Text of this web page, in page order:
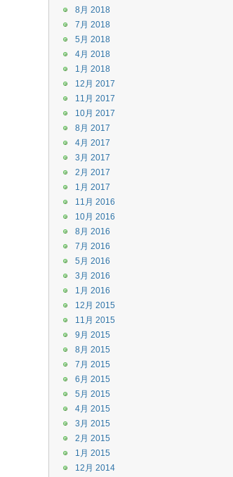
8月 2018
7月 2018
5月 2018
4月 2018
1月 2018
12月 2017
11月 2017
10月 2017
8月 2017
4月 2017
3月 2017
2月 2017
1月 2017
11月 2016
10月 2016
8月 2016
7月 2016
5月 2016
3月 2016
1月 2016
12月 2015
11月 2015
9月 2015
8月 2015
7月 2015
6月 2015
5月 2015
4月 2015
3月 2015
2月 2015
1月 2015
12月 2014